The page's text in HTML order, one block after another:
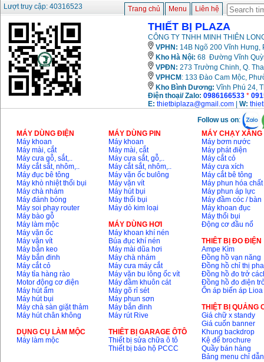
Lượt truy cập: 40316523
Trang chủ Menu Liên hệ
THIẾT BỊ PLAZA
CÔNG TY TNHH MINH THIÊN
VPHN: 14B Ngõ 200 Vĩnh Hưng,
Kho Hà Nội: 68 Đường Vĩnh
VPĐN: 273 Trường Chinh, Q.
VPHCM : 133 Đào Cam Mộc,
Kho Bình Dương: Vĩnh Phú 24,
Điện thoại/ Zalo: 0986166533 *
E: thietbiplaza@gmail.com W:
Follow us on:
MÁY DÙNG ĐIỆN
Máy khoan
Máy mài, cắt
Máy cưa gỗ, sắt,..
Máy cắt sắt, nhôm,..
Máy đục bê tông
Máy khò nhiệt thổi bụi
Máy chà nhám
Máy đánh bóng
Máy soi phay router
Máy bào gỗ
Máy làm mộc
Máy vặn ốc
Máy vặn vít
Máy bắn keo
Máy bắn đinh
Máy cắt cỏ
Máy tỉa hàng rào
Motor động cơ điện
Máy hút ẩm
Máy hút bụi
Máy chà sàn giặt thảm
Máy hút chân không
DỤNG CỤ LÀM MỘC
Máy làm mộc
MÁY DÙNG PIN
Máy khoan
Máy mài, cắt
Máy cưa sắt, gỗ,..
Máy cắt sắt, nhôm,..
Máy vặn ốc bulông
Máy vặn vít
Máy hút bụi
Máy thổi bụi
Máy dò kim loại
MÁY DÙNG HƠI
Máy khoan khí nén
Búa đục khí nén
Máy mài dũa hơi
Máy chà nhám
Máy cưa máy cắt
Máy vặn bu lông ốc vít
Máy đầm khuôn cát
Máy gõ rỉ sét
Máy phun sơn
Máy bắn đinh
Máy rút Rive
THIÊT BỊ GARAGE ÔTÔ
Thiết bị sửa chữa ô tô
Thiết bị bảo hộ PCCC
MÁY CHẠY
Máy bơm nước
Máy phát điện
Máy cắt cỏ
Máy cưa xích
Máy cắt bê tông
Máy phun hóa chất
Máy phun áp lực
Máy đầm cóc / bàn
Máy khoan đục
Máy thổi bụi
Động cơ đầu nổ
THIÊT BỊ ĐO ĐIỆN
Ampe Kìm
Đồng hồ vạn năng
Đồng hồ chỉ thị pha
Đồng hồ đo trở
Đồng hồ đo điện
Ổn áp biến áp Lioa
THIỆT BỊ QUẢNG
Giá chữ x standy
Giá cuốn banner
Khung backdrop
Kệ để brochure
Quầy bán hàng
Bảng menu chỉ dẫn